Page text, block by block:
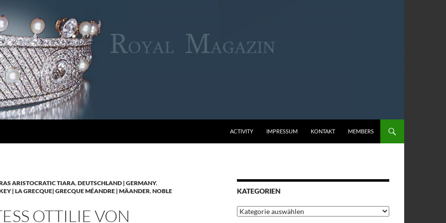
ACTIVITY IMPRESSUM KONTAKT MEMBERS
ARISTOCRATIC TIARA,DEUTSCHLAND | GERMANY,
| LA GRECQUE| GRECQUE MÉANDRE | MÄANDER,NOBLE
OTTILIE VON
KATEGORIEN
Kategorien